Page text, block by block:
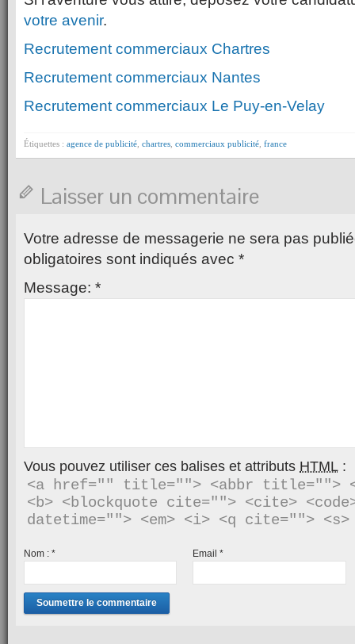
votre avenir.
Recrutement commerciaux Chartres
Recrutement commerciaux Nantes
Recrutement commerciaux Le Puy-en-Velay
Étiquettes : agence de publicité chartres commerciaux publicité france
Laisser un commentaire
Votre adresse de messagerie ne sera pas
obligatoires sont indiqués avec *
Message: *
Vous pouvez utiliser ces balises et attributs HTML :
<a href="" title=""> <abbr title="">
<b> <blockquote cite=""> <cite>
Nom : * Email*